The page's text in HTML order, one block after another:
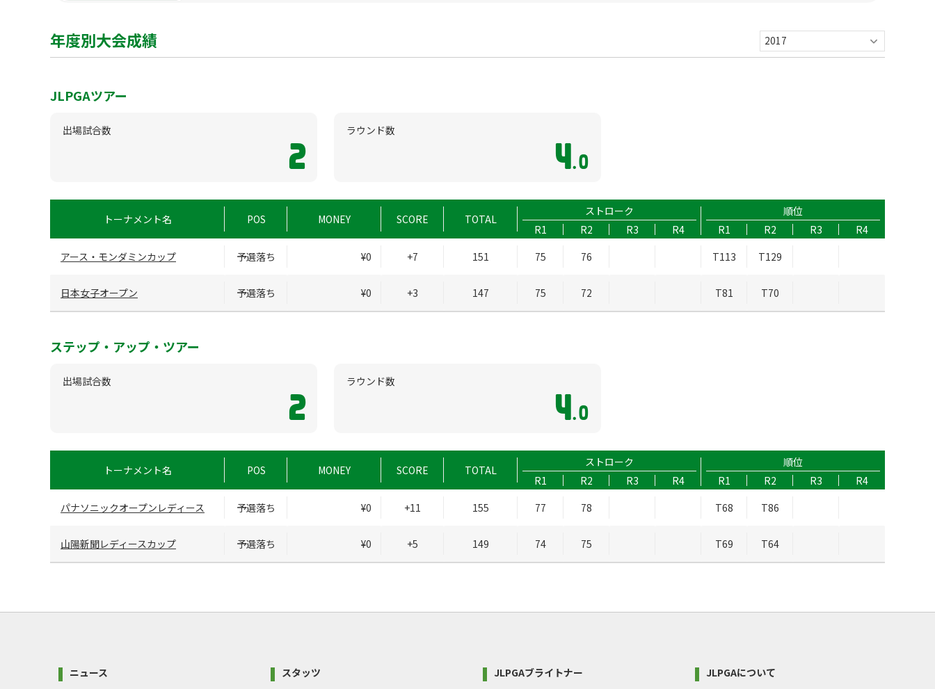
年度別大会成績
JLPGAツアー
出場試合数
2
ラウンド数
4.0
トーナメント名 POS MONEY SCORE TOTAL
ストローク
順位
R1
R2 R3 R4 R1 R2 R3
R4
アース・モンダミンカップ
予選落ち ¥0 +7 151 75 76 T113 T129
日本女子オープン 予選落ち ¥0 +3 147 75 72 T81 T70
ステップ・アップ・ツアー
出場試合数
2
ラウンド数
4.0
トーナメント名 POS MONEY SCORE TOTAL
ストローク
順位
R1
R2 R3 R4 R1 R2 R3
R4
パナソニックオープンレディース
予選落ち ¥0 +11 155 77 78 T68 T86
山陽新聞レディースカップ 予選落ち ¥0 +5 149 74 75 T69 T64
ニュース
スタッツ
JLPGAブライトナー
JLPGAについて